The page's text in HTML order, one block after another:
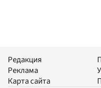
Редакция
Реклама
Карта сайта